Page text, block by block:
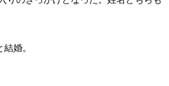
婚。